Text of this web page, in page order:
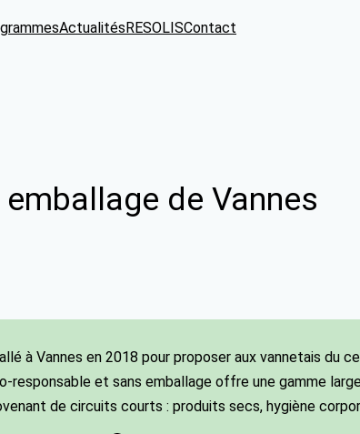
ActualitésRESOLISContact
emballage de Vannes
à Vannes en 2018 pour proposer aux vannetais du
responsable et sans emballage offre une gamme
de circuits courts : produits secs, hygiène